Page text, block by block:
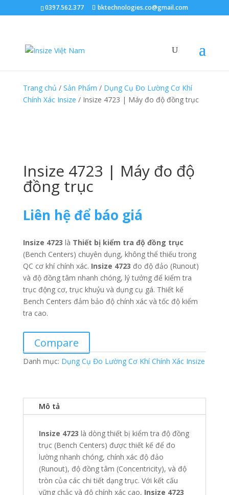
0397.562.377 bktechnologies.co@gmail.com
Trang chủ / Sản Phẩm / Dụng Cụ Đo Lường Cơ Khí
Chính Xác Insize / Insize 4723 | Máy đo độ đồng trục
Insize 4723 | Máy đo độ
đồng trục
Liên hệ để báo giá
Insize 4723 là Thiết bị kiểm tra độ đồng trục
(Bench Centers) chuyên dụng, không thể thiếu trong
QC cơ khí chính xác. Insize 4723 đo độ đảo (Runout)
và độ đồng tâm nhanh chóng, lý tưởng để kiểm tra
trục động cơ, trục khuỷu và dụng cụ gá. Thiết kế
Bench Centers đảm bảo độ chính xác và tốc độ kiểm
tra cao.
Compare
Danh mục: Dụng Cụ Đo Lường Cơ Khí Chính Xác Insize
Mô tả
Insize 4723 là dòng thiết bị kiểm tra độ đồng
trục (Bench Centers) được thiết kế để đo
lường nhanh chóng, chính xác độ đảo
(Runout), độ đồng tâm (Concentricity), và độ
tròn của các chi tiết dạng trục. Với kết cấu
vững chắc và độ chính xác cao, Insize 4723